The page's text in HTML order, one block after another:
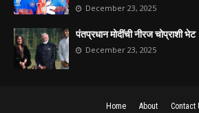
December 23, 2025
पंतप्रधान मोदींची नीरज चोप्राशी भेट
December 23, 2025
Home About Contact